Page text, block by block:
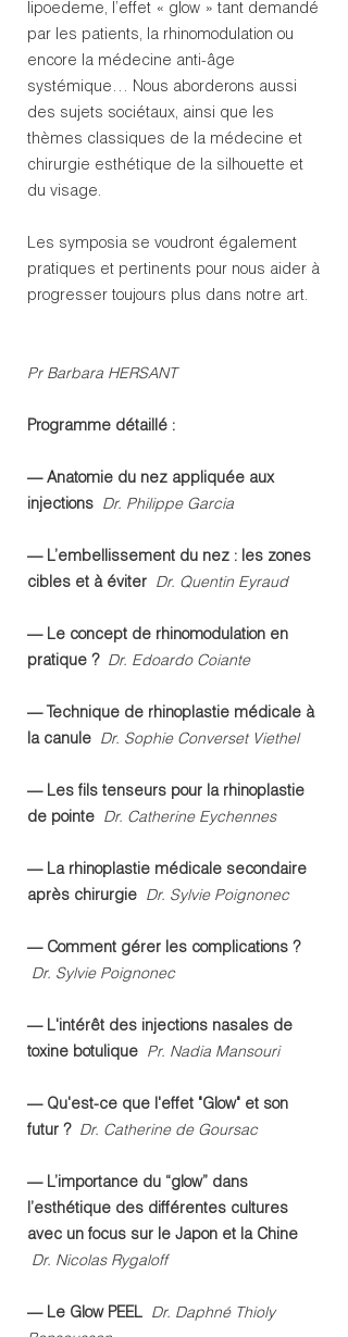
lipoedeme, l’effet « glow » tant demandé
par les patients, la rhinomodulation ou
encore la médecine anti-âge
systémique… Nous aborderons aussi
des sujets sociétaux, ainsi que les
thèmes classiques de la médecine et
chirurgie esthétique de la silhouette et
du visage.
Les symposia se voudront également
pratiques et pertinents pour nous aider à
progresser toujours plus dans notre art.
Pr Barbara HERSANT
Programme détaillé :
— Anatomie du nez appliquée aux
injections Dr. Philippe Garcia
— L’embellissement du nez : les zones
cibles et à éviter Dr. Quentin Eyraud
— Le concept de rhinomodulation en
pratique ?Dr. Edoardo Coiante
— Technique de rhinoplastie médicale à
la canule Dr. Sophie Converset Viethel
— Les fils tenseurs pour la rhinoplastie
de pointe Dr. Catherine Eychennes
— La rhinoplastie médicale secondaire
après chirurgie Dr. Sylvie Poignonec
— Comment gérer les complications ?
Dr. Sylvie Poignonec
— L'intérêt des injections nasales de
toxine botulique Pr. Nadia Mansouri
— Qu'est-ce que l'effet "Glow" et son
futur ? Dr. Catherine de Goursac
— L’importance du “glow” dans
l’esthétique des différentes cultures
avec un focus sur le Japon et la Chine
Dr. Nicolas Rygaloff
— Le Glow PEEL Dr. Daphné Thioly